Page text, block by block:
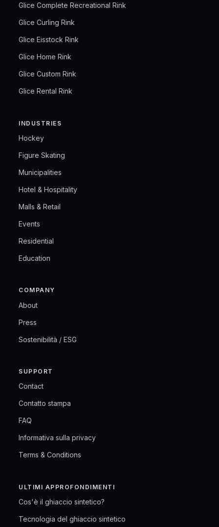
Glice Complete Recreational Rink
Glice Curling Rink
Glice Eisstock Rink
Glice Home Rink
Glice Custom Rink
Glice Rental Rink
INDUSTRIES
Hockey
Figure Skating
Municipalities
Hotel & Hospitality
Malls & Retail
Events
Residential
Education
COMPANY
About
Press
Sostenibilità / ESG
SUPPORT
Contact
Contatto stampa
FAQ
Informativa sulla privacy
Terms & Conditions
ULTIMI APPROFONDIMENTI
Cos'è il ghiaccio sintetico?
Tecnologia del ghiaccio sintetico